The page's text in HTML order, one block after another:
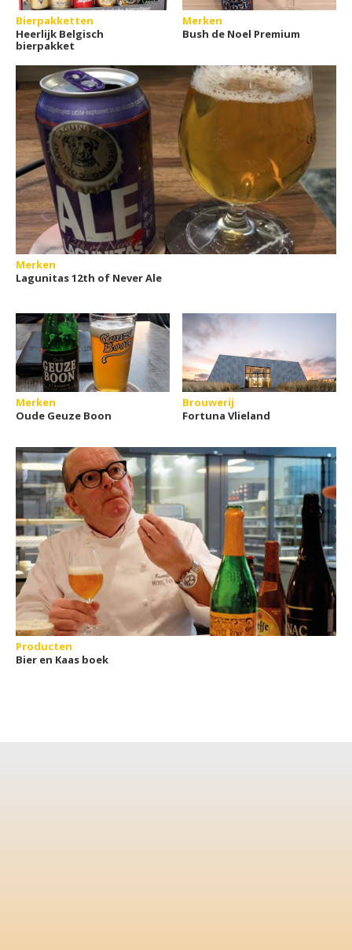
Bierpakketten
Heerlijk Belgisch
bierpakket
Merken
Bush de Noel Premium
Merken
Lagunitas 12th of Never Ale
Merken
Oude Geuze Boon
Brouwerij
Fortuna Vlieland
Producten
Bier en Kaas boek